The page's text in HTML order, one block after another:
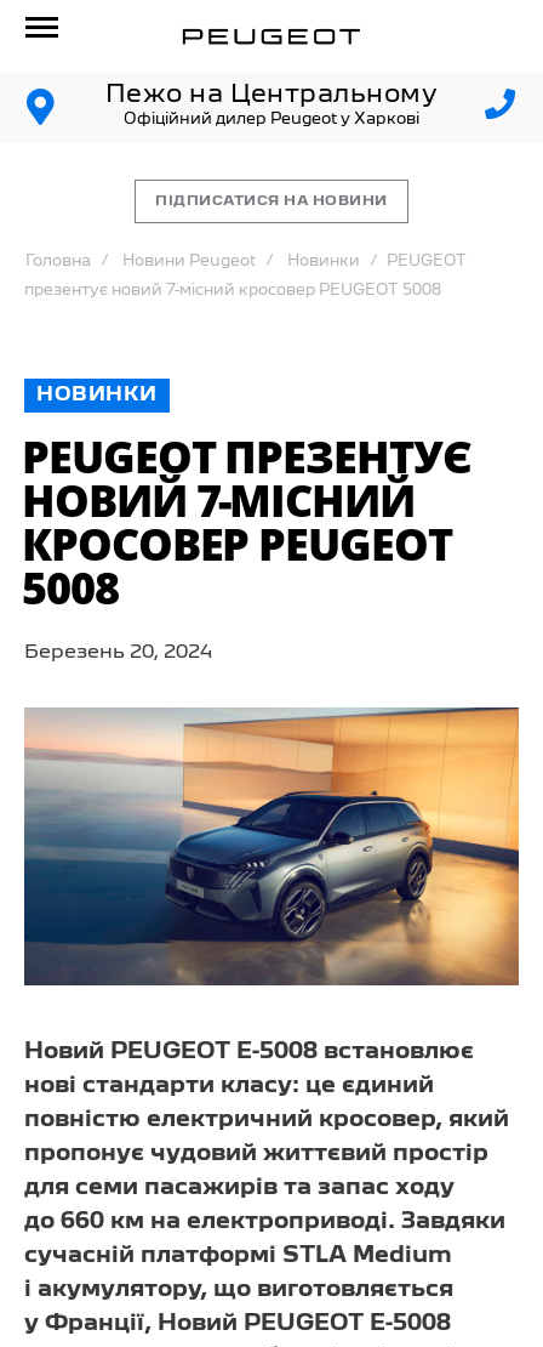
Пежо на Центральному
Офіційний дилер Peugeot у Харкові
ПІДПИСАТИСЯ НА НОВИНИ
Головна Новини Peugeot Новинки PEUGEOT
презентує новий 7⁠-⁠місний кросовер PEUGEOT 5008
НОВИНКИ
PEUGEOT ПРЕЗЕНТУЄ
НОВИЙ 7⁠-⁠МІСНИЙ
КРОСОВЕР PEUGEOT
5008
Березень 20, 2024
Новий PEUGEOT E-5008 встановлює
нові стандарти класу: це єдиний
повністю електричний кросовер, який
пропонує чудовий життєвий простір
для семи пасажирів та запас ходу
до 660 км на електроприводі. Завдяки
сучасній платформі STLA Medium
і акумулятору, що виготовляється
у Франції, Новий PEUGEOT E-5008